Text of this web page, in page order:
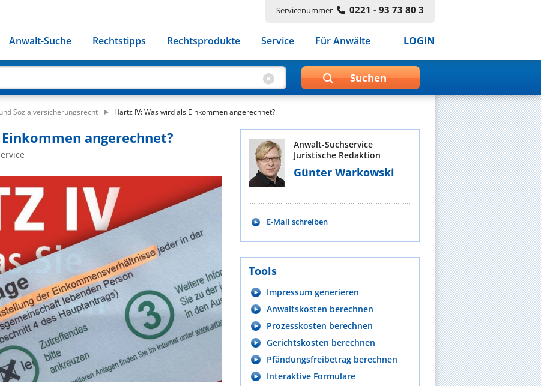
Servicenummer 0221 - 93 73 80 3
Anwalt-Suche Rechtstipps Rechtsprodukte Service Für Anwälte LOGIN
Sozialversicherungsrecht Hartz IV: Was wird als Einkommen angerechnet?
angerechnet?
Anwalt-Suchservice
Juristische Redaktion
Günter Warkowski
E-Mail schreiben
Tools
Impressum generieren
Anwaltskosten berechnen
Prozesskosten berechnen
Gerichtskosten berechnen
Pfändungsfreibetrag berechnen
Interaktive Formulare